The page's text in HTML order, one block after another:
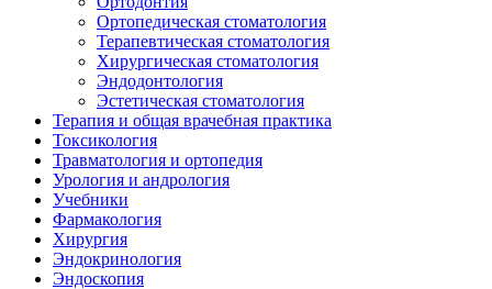
Ортопедическая стоматология
Терапевтическая стоматология
Хирургическая стоматология
Эндодонтология
Эстетическая стоматология
Терапия и общая врачебная практика
Токсикология
Травматология и ортопедия
Урология и андрология
Учебники
Фармакология
Хирургия
Эндокринология
Эндоскопия